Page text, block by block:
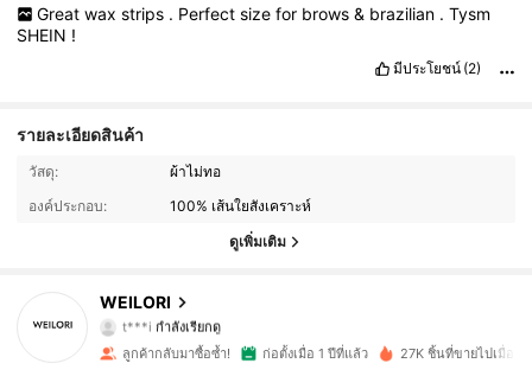
Great wax strips . Perfect size for brows & brazilian . Tysm
SHEIN !
มีประโยชน์ (2)
รายละเอียดสินค้า
วัสดุ:
ผ้าไม่ทอ
องค์ประกอบ:
100% เส้นใยสังเคราะห์
ดูเพิ่มเติม
WEILORI
1.2K ผู้ติดตาม
t***i กำลังเรียกดู
4.92
1.2K ผู้ติดตาม
ลูกค้ากลับมาซื้อซ้ำ! ก่อตั้งเมื่อ 1 ปีที่แล้ว 27K ชิ้นที่ขายไปเมื่อเร็